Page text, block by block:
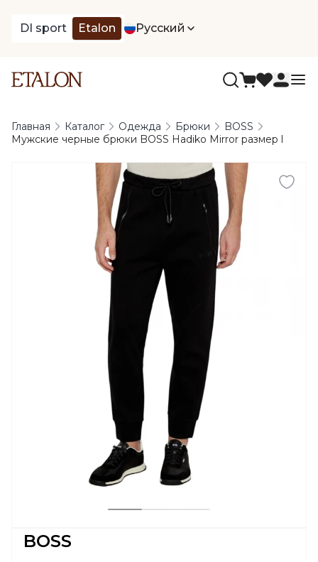
DI sport Etalon Русский
Главная Каталог Одежда Брюки
BOSS
Мужские черные брюки BOSS Hadiko Mirror размер l
BOSS